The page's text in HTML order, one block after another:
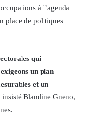
à l’agenda
place de politiques
qui
un plan
et un
insisté Blandine Gneno,